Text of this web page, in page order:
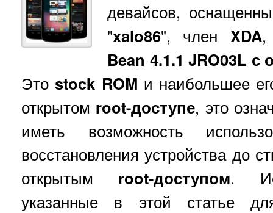
девайсов,
"xalo86", член XDA,
Bean 4.1.1 JRO03L
Этоstock ROM и наибольшее
открытом root-доступе, это
иметь возможность
восстановления устройства до
открытым root-доступом.
указанные в этой статье